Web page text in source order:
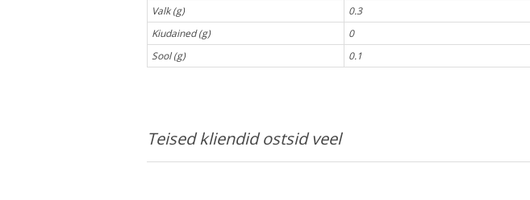
Valk (g)
0.3
Kiudained (g)
0
Sool (g)
0.1
Teised kliendid ostsid veel